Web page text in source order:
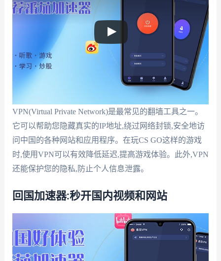
VPN(Virtual Private Network)是最常见的翻墙工具之一。
它可以帮助您隐藏真实的IP地址,绕过网络封锁,安全地访
问中国的各种网站和应用程序。在玩CS GO这样的游戏
时,使用VPN可以有效降低延迟,提高游戏体验。此外,VPN
还能保护您的隐私,防止个人信息泄露。
回国加速器:秒开国内视频和网站